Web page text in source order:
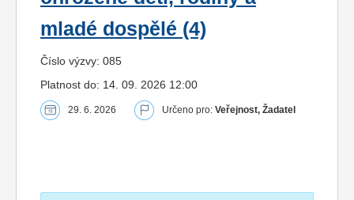
mladé dospělé (4)
Číslo výzvy: 085
Platnost do: 14. 09. 2026 12:00
29. 6. 2026 Určeno pro: Veřejnost, Žadatel